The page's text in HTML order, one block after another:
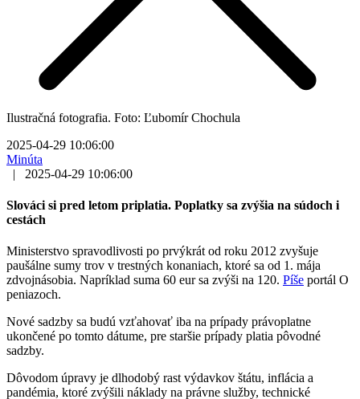
Ilustračná fotografia. Foto: Ľubomír Chochula
2025-04-29 10:06:00
Minúta
|
2025-04-29 10:06:00
Slováci si pred letom priplatia. Poplatky sa zvýšia na súdoch i
cestách
Ministerstvo spravodlivosti po prvýkrát od roku 2012 zvyšuje
paušálne sumy trov v trestných konaniach, ktoré sa od 1. mája
zdvojnásobia. Napríklad suma 60 eur sa zvýši na 120. Píše portál O
peniazoch.
Nové sadzby sa budú vzťahovať iba na prípady právoplatne
ukončené po tomto dátume, pre staršie prípady platia pôvodné
sadzby.
Dôvodom úpravy je dlhodobý rast výdavkov štátu, inflácia a
pandémia, ktoré zvýšili náklady na právne služby, technické